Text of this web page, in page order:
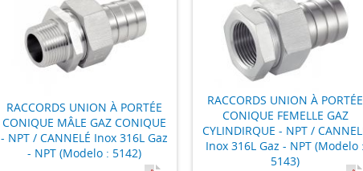
RACCORDS UNION À PORTÉE
CONIQUE MÂLE GAZ CONIQUE
- NPT / CANNELÉ Inox 316L Gaz
- NPT (Modelo : 5142)
RACCORDS UNION À PORTÉE
CONIQUE FEMELLE GAZ
CYLINDIRQUE - NPT /
Inox 316L Gaz - NPT (Modelo :
5143)